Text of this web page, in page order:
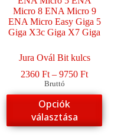
Jura Ovál Bit kulcs
2360Ft – 9750Ft
-
Bruttó
Opciók
választása
Ennek
a
terméknek
több